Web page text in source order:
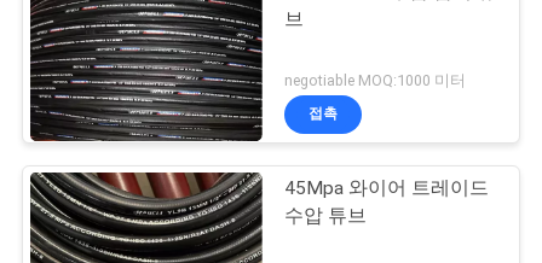
브
negotiable MOQ:1000 미터
접촉
45Mpa 와이어 트레이드
수압 튜브